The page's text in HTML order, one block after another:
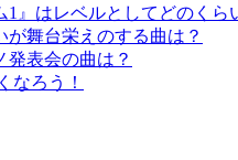
1』はレベルとしてどのくら
が舞台栄えのする曲は？
発表会の曲は？
なろう！